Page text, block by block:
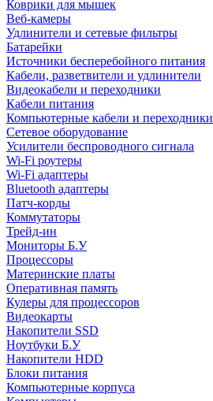
Коврики для мышек
Веб-камеры
Удлинители и сетевые фильтры
Батарейки
Источники бесперебойного питания
Кабели, разветвители и удлинители
Видеокабели и переходники
Кабели питания
Компьютерные кабели и переходники
Сетевое оборудование
Усилители беспроводного сигнала
Wi-Fi роутеры
Wi-Fi адаптеры
Bluetooth адаптеры
Патч-корды
Коммутаторы
Трейд-ин
Мониторы Б.У
Процессоры
Материнские платы
Оперативная память
Кулеры для процессоров
Видеокарты
Накопители SSD
Ноутбуки Б.У
Накопители HDD
Блоки питания
Компьютерные корпуса